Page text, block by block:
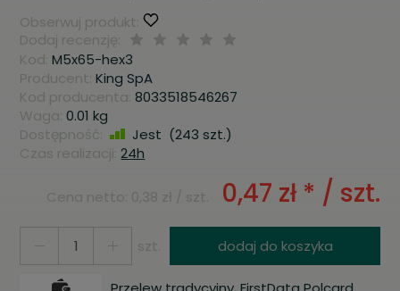
Obserwuj produkt:
Dodaj recenzję:
Kod: M5x65-hex3
Producent: King SpA
Kod producenta: 8033518546267
Waga: 0.01 kg
Dostępność:
Jest (243 szt.)
Czas realizacji: 24h
Cena netto: 0,38 zł / szt. 0,47 zł * / szt.
szt. dodaj do koszyka